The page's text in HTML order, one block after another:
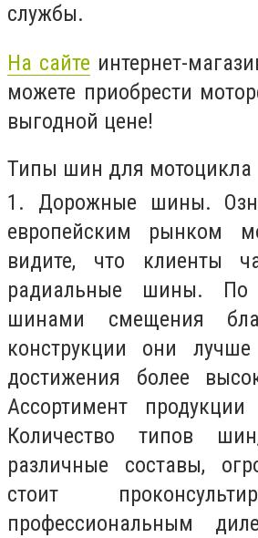
службы.
На сайте интернет-
можете приобрести
выгодной цене!
Типы шин для мотоцикла
1. Дорожные шины.
европейским рынком
видите, что клиенты
радиальные шины. По
шинами смещения
конструкции они
достижения более
Ассортимент
Количество типов
различные составы,
стоит
профессиональным